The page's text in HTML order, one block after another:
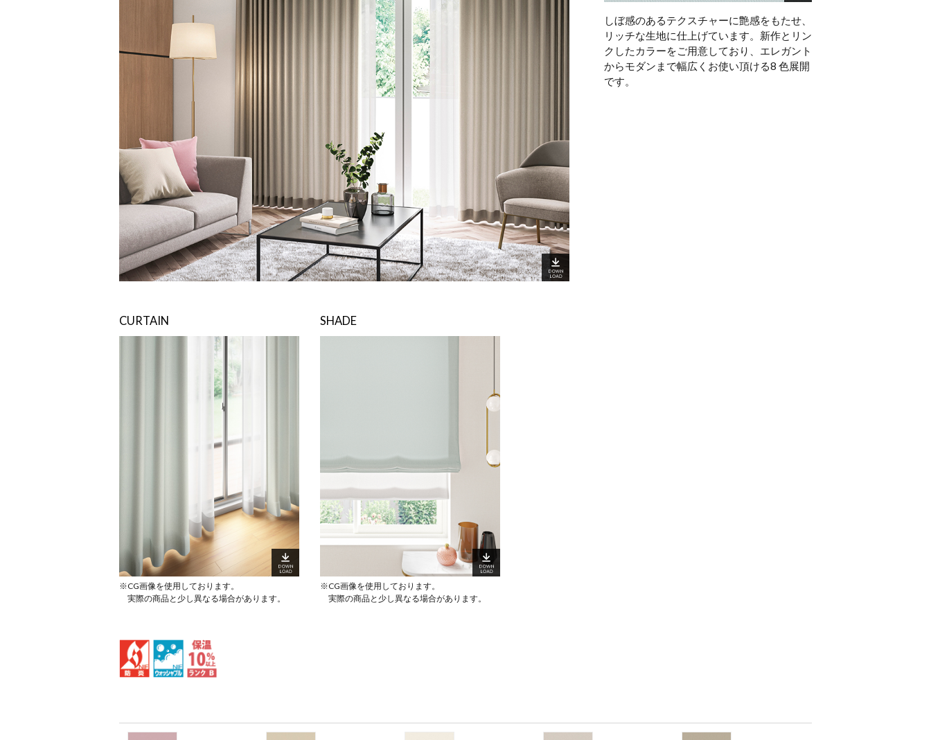
しぼ感のあるテクスチャーに艶感をもたせ、
リッチな生地に仕上げています。新作とリン
クしたカラーをご用意しており、エレガント
からモダンまで幅広くお使い頂ける8 色展開
です。
CURTAIN
※CG画像を使用しております。
実際の商品と少し異なる場合があります。
SHADE
※CG画像を使用しております。
実際の商品と少し異なる場合があります。